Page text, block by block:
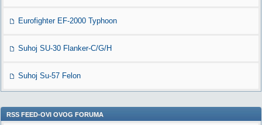
Eurofighter EF-2000 Typhoon
Suhoj SU-30 Flanker-C/G/H
Suhoj Su-57 Felon
RSS FEED-OVI OVOG FORUMA